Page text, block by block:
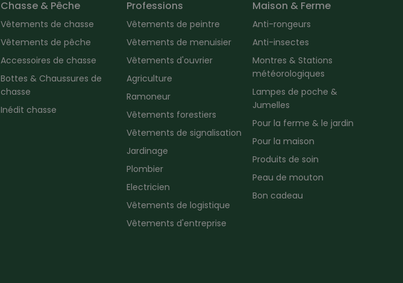
Chasse & Pêche
Vêtements de chasse
Vêtements de pêche
Accessoires de chasse
Bottes & Chaussures de
chasse
Inédit chasse
Professions
Vêtements de peintre
Vêtements de menuisier
Vêtements d'ouvrier
Agriculture
Ramoneur
Vêtements forestiers
Vêtements de signalisation
Jardinage
Plombier
Electricien
Vêtements de logistique
Vêtements d'entreprise
Maison & Ferme
Anti-rongeurs
Anti-insectes
Montres & Stations
météorologiques
Lampes de poche &
Jumelles
Pour la ferme & le jardin
Pour la maison
Produits de soin
Peau de mouton
Bon cadeau